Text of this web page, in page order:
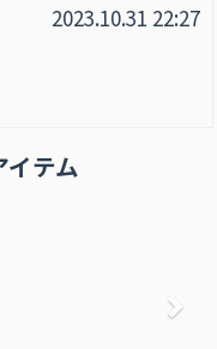
2023.10.31 22:27
イテム